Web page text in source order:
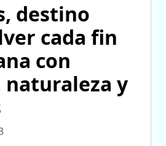
destino
cada fin
con
y